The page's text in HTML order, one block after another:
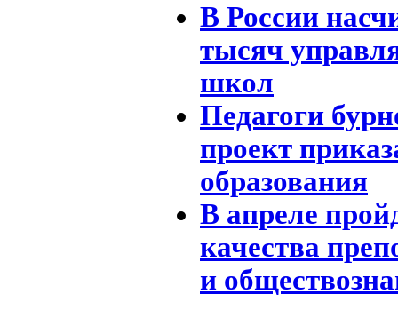
В России
тысяч
школ
Педагоги
проект
образования
В апреле
качества
и